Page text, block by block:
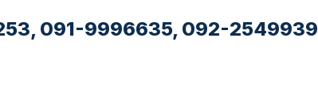
091-9996635, 092-2549939